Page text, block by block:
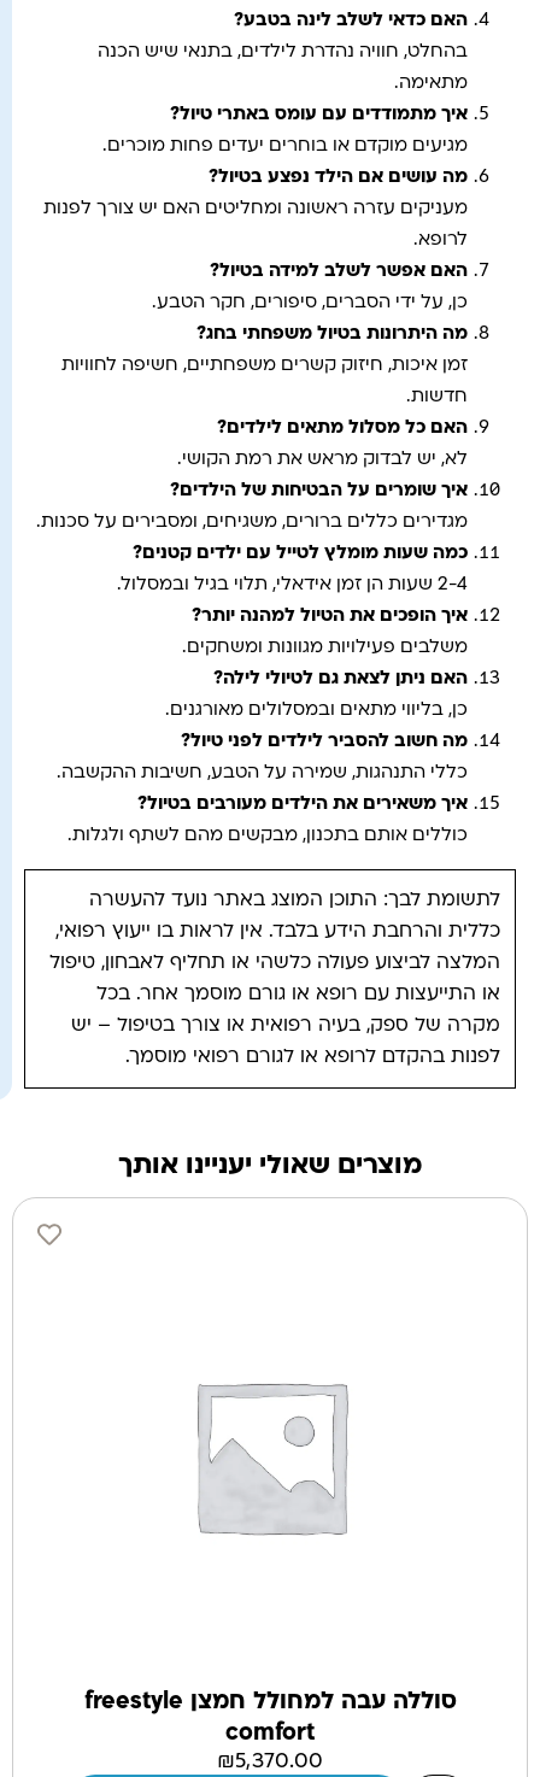
האם כדאי לשלב לינה בטבע?
בהחלט, חוויה נהדרת לילדים, בתנאי שיש הכנה
מתאימה.
איך מתמודדים עם עומס באתרי טיול?
מגיעים מוקדם או בוחרים יעדים פחות מוכרים.
מה עושים אם הילד נפצע בטיול?
מעניקים עזרה ראשונה ומחליטים האם יש צורך לפנות
לרופא.
האם אפשר לשלב למידה בטיול?
כן, על ידי הסברים, סיפורים, חקר הטבע.
מה היתרונות בטיול משפחתי בחג?
זמן איכות, חיזוק קשרים משפחתיים, חשיפה לחוויות
חדשות.
האם כל מסלול מתאים לילדים?
לא, יש לבדוק מראש את רמת הקושי.
איך שומרים על הבטיחות של הילדים?
מגדירים כללים ברורים, משגיחים, ומסבירים על סכנות.
כמה שעות מומלץ לטייל עם ילדים קטנים?
2-4 שעות הן זמן אידאלי, תלוי בגיל ובמסלול.
איך הופכים את הטיול למהנה יותר?
משלבים פעילויות מגוונות ומשחקים.
האם ניתן לצאת גם לטיולי לילה?
כן, בליווי מתאים ובמסלולים מאורגנים.
מה חשוב להסביר לילדים לפני טיול?
כללי התנהגות, שמירה על הטבע, חשיבות ההקשבה.
איך משאירים את הילדים מעורבים בטיול?
כוללים אותם בתכנון, מבקשים מהם לשתף ולגלות.
לתשומת לבך: התוכן המוצג באתר נועד להעשרה
כללית והרחבת הידע בלבד. אין לראות בו ייעוץ רפואי,
המלצה לביצוע פעולה כלשהי או תחליף לאבחון, טיפול
או התייעצות עם רופא או גורם מוסמך אחר. בכל
מקרה של ספק, בעיה רפואית או צורך בטיפול – יש
לפנות בהקדם לרופא או לגורם רפואי מוסמך.
מוצרים שאולי יעניינו אותך
סוללה עבה למחולל חמצן freestyle
comfort
₪5,370.00